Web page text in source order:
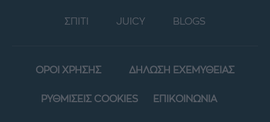
ΣΠΙΤΙ JUICY BLOGS
ΟΡΟΙ ΧΡΗΣΗΣ ΔΗΛΩΣΗ ΕΧΕΜΥΘΕΙΑΣ
ΡΥΘΜΙΣΕΙΣ COOKIES ΕΠΙΚΟΙΝΩΝΙΑ